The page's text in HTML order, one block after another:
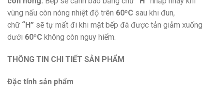
vùng nấu còn nóng nhiệt độ trên 60ºC sau khi đun,
chữ “H” sẽ tự mất đi khi mặt bếp đã được tản giảm xuống
dưới 60ºC không còn nguy hiểm.
THÔNG TIN CHI TIẾT SẢN PHẨM
Đặc tính sản phẩm